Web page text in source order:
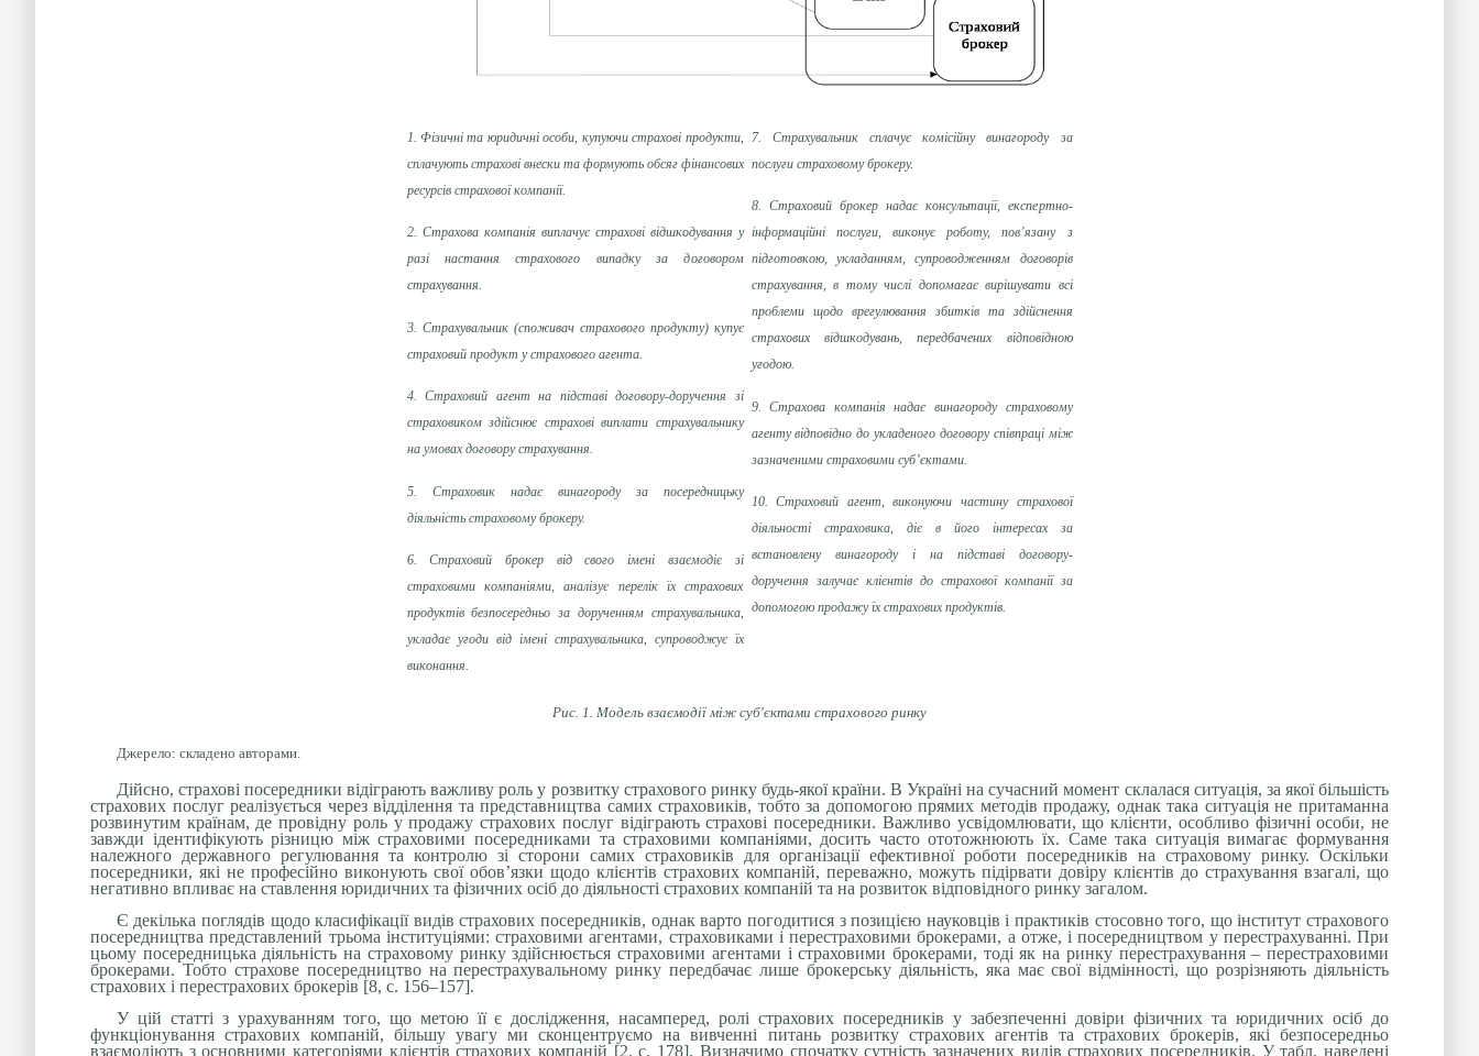
1. Фізичні та юридичні особи, купуючи страхові продукти,
сплачують страхові внески та формують обсяг фінансових
ресурсів страхової компанії.
2. Страхова компанія виплачує страхові відшкодування у
разі настання страхового випадку за договором
страхування.
3. Страхувальник (споживач страхового продукту) купує
страховий продукт у страхового агента.
4. Страховий агент на підставі договору-доручення зі
страховиком здійснює страхові виплати страхувальнику
на умовах договору страхування.
5. Страховик надає винагороду за посередницьку
діяльність страховому брокеру.
6. Страховий брокер від свого імені взаємодіє зі
страховими компаніями, аналізує перелік їх страхових
продуктів безпосередньо за дорученням страхувальника,
укладає угоди від імені страхувальника, супроводжує їх
виконання.
7. Страхувальник сплачує комісійну винагороду за
послуги страховому брокеру.
8. Страховий брокер надає консультації, експертно-
інформаційні послуги, виконує роботу, пов’язану з
підготовкою, укладанням, супроводженням договорів
страхування, в тому числі допомагає вирішувати всі
проблеми щодо врегулювання збитків та здійснення
страхових відшкодувань, передбачених відповідною
угодою.
9. Страхова компанія надає винагороду страховому
агенту відповідно до укладеного договору співпраці між
зазначеними страховими суб’єктами.
10. Страховий агент, виконуючи частину страхової
діяльності страховика, діє в його інтересах за
встановлену винагороду і на підставі договору-
доручення залучає клієнтів до страхової компанії за
допомогою продажу їх страхових продуктів.
Рис. 1. Модель взаємодії між суб'єктами страхового ринку
Джерело: складено авторами.
Дійсно, страхові посередники відіграють важливу роль у розвитку страхового ринку будь-якої країни. В Україні на сучасний момент склалася ситуація, за якої більшість
страхових послуг реалізується через відділення та представництва самих страховиків, тобто за допомогою прямих методів продажу, однак така ситуація не притаманна
розвинутим країнам, де провідну роль у продажу страхових послуг відіграють страхові посередники. Важливо усвідомлювати, що клієнти, особливо фізичні особи, не
завжди ідентифікують різницю між страховими посередниками та страховими компаніями, досить часто ототожнюють їх. Саме така ситуація вимагає формування
належного державного регулювання та контролю зі сторони самих страховиків для організації ефективної роботи посередників на страховому ринку. Оскільки
посередники, які не професійно виконують свої обов’язки щодо клієнтів страхових компаній, переважно, можуть підірвати довіру клієнтів до страхування взагалі, що
негативно впливає на ставлення юридичних та фізичних осіб до діяльності страхових компаній та на розвиток відповідного ринку загалом.
Є декілька поглядів щодо класифікації видів страхових посередників, однак варто погодитися з позицією науковців і практиків стосовно того, що інститут страхового
посередництва представлений трьома інституціями: страховими агентами, страховиками і перестраховими брокерами, а отже, і посередництвом у перестрахуванні. При
цьому посередницька діяльність на страховому ринку здійснюється страховими агентами і страховими брокерами, тоді як на ринку перестрахування – перестраховими
брокерами. Тобто страхове посередництво на перестрахувальному ринку передбачає лише брокерську діяльність, яка має свої відмінності, що розрізняють діяльність
страхових і перестрахових брокерів [8, c. 156–157].
У цій статті з урахуванням того, що метою її є дослідження, насамперед, ролі страхових посередників у забезпеченні довіри фізичних та юридичних осіб до
функціонування страхових компаній, більшу увагу ми сконцентруємо на вивченні питань розвитку страхових агентів та страхових брокерів, які безпосередньо
взаємодіють з основними категоріями клієнтів страхових компаній [2, c. 178]. Визначимо спочатку сутність зазначених видів страхових посередників. У табл. наведені